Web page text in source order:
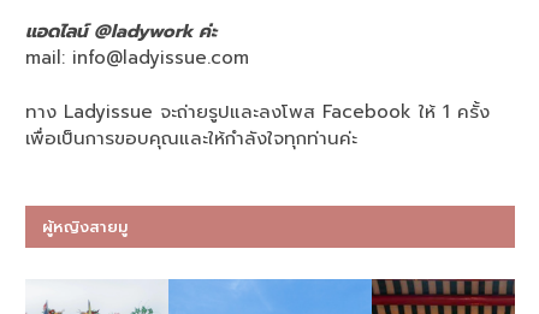
แอดไลน์ @ladywork ค่ะ
mail: info@ladyissue.com
ทาง Ladyissue จะถ่ายรูปและลงโพส Facebook ให้ 1 ครั้ง
เพื่อเป็นการขอบคุณและให้กำลังใจทุกท่านค่ะ
ผู้หญิงสายมู